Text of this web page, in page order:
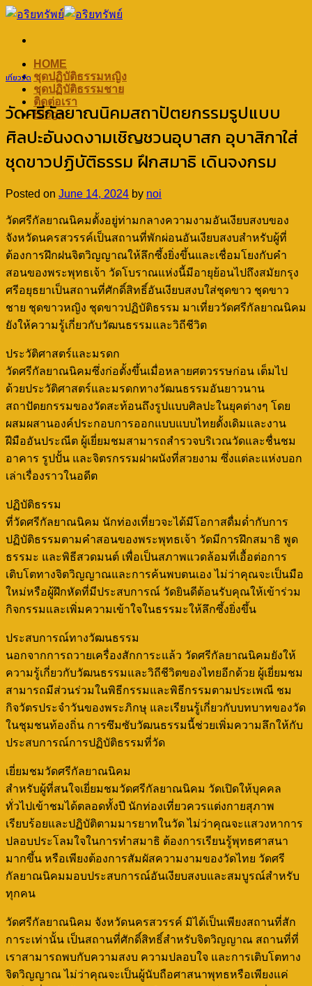
Skip
HOME
ชุดปฏิบัติธรรมหญิง
ชุดปฏิบัติธรรมชาย
ติดต่อเรา
Blogs
เที่ยววัด
วัดศรีกัลยาณนิคมสถาปัตยกรรมรูปแบบ
ศิลปะอันงดงามเชิญชวนอุบาสก อุบาสิกาใส่
ชุดขาวปฏิบัติธรรม ฝึกสมาธิ เดินจงกรม
Posted on June 14, 2024 by noi
วัดศรีกัลยาณนิคมตั้งอยู่ท่ามกลางความงามอันเงียบสงบของ
จังหวัดนครสวรรค์เป็นสถานที่พักผ่อนอันเงียบสงบสำหรับผู้ที่
ต้องการฝึกฝนจิตวิญญาณให้ลึกซึ้งยิ่งขึ้นและเชื่อมโยงกับคำ
สอนของพระพุทธเจ้า วัดโบราณแห่งนี้มีอายุย้อนไปถึงสมัยกรุง
ศรีอยุธยาเป็นสถานที่ศักดิ์สิทธิ์อันเงียบสงบใส่ชุดขาว ชุดขาว
ชาย ชุดขาวหญิง ชุดขาวปฏิบัติธรรม มาเที่ยววัดศรีกัลยาณนิคม
ยังให้ความรู้เกี่ยวกับวัฒนธรรมและวิถีชีวิต
ประวัติศาสตร์และมรดก
วัดศรีกัลยาณนิคมซึ่งก่อตั้งขึ้นเมื่อหลายศตวรรษก่อน เต็มไป
ด้วยประวัติศาสตร์และมรดกทางวัฒนธรรมอันยาวนาน
สถาปัตยกรรมของวัดสะท้อนถึงรูปแบบศิลปะในยุคต่างๆ โดย
ผสมผสานองค์ประกอบการออกแบบแบบไทยดั้งเดิมและงาน
ฝีมืออันประณีต ผู้เยี่ยมชมสามารถสำรวจบริเวณวัดและชื่นชม
อาคาร รูปปั้น และจิตรกรรมฝาผนังที่สวยงาม ซึ่งแต่ละแห่งบอก
เล่าเรื่องราวในอดีต
ปฏิบัติธรรม
ที่วัดศรีกัลยาณนิคม นักท่องเที่ยวจะได้มีโอกาสดื่มด่ำกับการ
ปฏิบัติธรรมตามคำสอนของพระพุทธเจ้า วัดมีการฝึกสมาธิ พูด
ธรรมะ และพิธีสวดมนต์ เพื่อเป็นสภาพแวดล้อมที่เอื้อต่อการ
เติบโตทางจิตวิญญาณและการค้นพบตนเอง ไม่ว่าคุณจะเป็นมือ
ใหม่หรือผู้ฝึกหัดที่มีประสบการณ์ วัดยินดีต้อนรับคุณให้เข้าร่วม
กิจกรรมและเพิ่มความเข้าใจในธรรมะให้ลึกซึ้งยิ่งขึ้น
ประสบการณ์ทางวัฒนธรรม
นอกจากการถวายเครื่องสักการะแล้ว วัดศรีกัลยาณนิคมยังให้
ความรู้เกี่ยวกับวัฒนธรรมและวิถีชีวิตของไทยอีกด้วย ผู้เยี่ยมชม
สามารถมีส่วนร่วมในพิธีกรรมและพิธีกรรมตามประเพณี ชม
กิจวัตรประจำวันของพระภิกษุ และเรียนรู้เกี่ยวกับบทบาทของวัด
ในชุมชนท้องถิ่น การซึมซับวัฒนธรรมนี้ช่วยเพิ่มความลึกให้กับ
ประสบการณ์การปฏิบัติธรรมที่วัด
เยี่ยมชมวัดศรีกัลยาณนิคม
สำหรับผู้ที่สนใจเยี่ยมชมวัดศรีกัลยาณนิคม วัดเปิดให้บุคคล
ทั่วไปเข้าชมได้ตลอดทั้งปี นักท่องเที่ยวควรแต่งกายสุภาพ
เรียบร้อยและปฏิบัติตามมารยาทในวัด ไม่ว่าคุณจะแสวงหาการ
ปลอบประโลมใจในการทำสมาธิ ต้องการเรียนรู้พุทธศาสนา
มากขึ้น หรือเพียงต้องการสัมผัสความงามของวัดไทย วัดศรี
กัลยาณนิคมมอบประสบการณ์อันเงียบสงบและสมบูรณ์สำหรับ
ทุกคน
วัดศรีกัลยาณนิคม จังหวัดนครสวรรค์ มิได้เป็นเพียงสถานที่สัก
การะเท่านั้น เป็นสถานที่ศักดิ์สิทธิ์สำหรับจิตวิญญาณ สถานที่ที่
เราสามารถพบกับความสงบ ความปลอบใจ และการเติบโตทาง
จิตวิญญาณ ไม่ว่าคุณจะเป็นผู้นับถือศาสนาพุทธหรือเพียงแค่